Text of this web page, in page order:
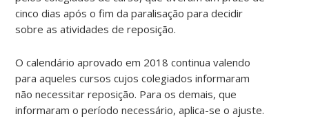
cinco dias após o fim da paralisação para decidir
sobre as atividades de reposição.
O calendário aprovado em 2018 continua valendo
para aqueles cursos cujos colegiados informaram
não necessitar reposição. Para os demais, que
informaram o período necessário, aplica-se o ajuste.